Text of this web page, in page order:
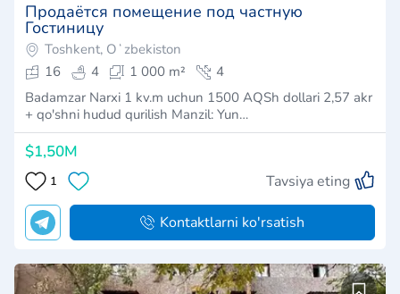
Продаётся помещение под частную
Гостиницу
Toshkent, Oʻzbekiston
16
4 1 000 m²
4
Badamzar Narxi 1 kv.m uchun 1500 AQSh dollari 2,57 akr
+ qo'shni hudud qurilish Manzil: Yun…
$1,50M
1 Tavsiya eting
Kontaktlarni ko'rsatish